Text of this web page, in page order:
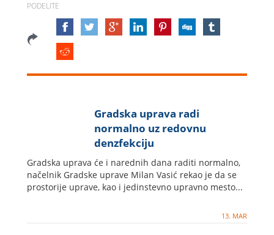
PODELITE
Gradska uprava radi
normalno uz redovnu
denzfekciju
Gradska uprava će i narednih dana raditi normalno,
načelnik Gradske uprave Milan Vasić rekao je da se
prostorije uprave, kao i jedinstevno upravno mesto...
13. MAR